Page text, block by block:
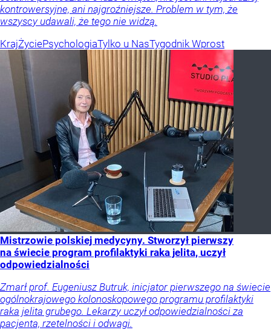
kontrowersyjne, ani najgroźniejsze. Problem w tym, że
wszyscy udawali, że tego nie widzą.
KrajŻyciePsychologiaTylko u NasTygodnik Wprost
Mistrzowie polskiej medycyny. Stworzył pierwszy
na świecie program profilaktyki raka jelita, uczył
odpowiedzialności
Zmarł prof. Eugeniusz Butruk, inicjator pierwszego na świecie
ogólnokrajowego kolonoskopowego programu profilaktyki
raka jelita grubego. Lekarzy uczył odpowiedzialności za
pacjenta, rzetelności i odwagi.